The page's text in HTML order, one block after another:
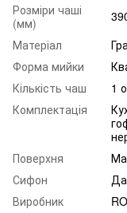
Розміри чаші
(мм)
Матеріал
Форма мийки
Кількість чаш
1
Комплектація
Поверхня
Сифон
Да
Виробник